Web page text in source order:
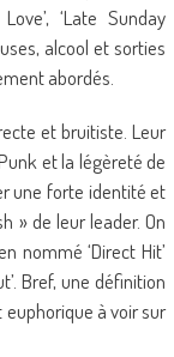
‘Late Sunday
alcool et sorties
abordés.
et bruitiste. Leur
et la légèreté de
une forte identité et
» de leur leader. On
nommé ‘Direct Hit’
Bref, une définition
euphorique à voir sur